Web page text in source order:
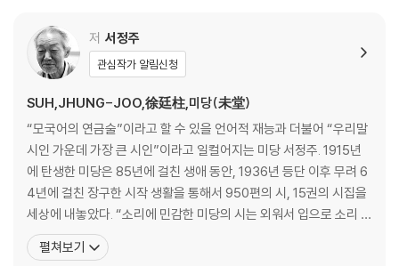
저 서정주
관심작가 알림신청
SUH,JHUNG-JOO,徐廷柱,미당(未堂)
“모국어의 연금술”이라고 할 수 있을 언어적 재능과 더불어 “우리말
시인 가운데 가장 큰 시인”이라고 일컬어지는 미당 서정주. 1915년
에 탄생한 미당은 85년에 걸친 생애 동안, 1936년 등단 이후 무려 6
4년에 걸친 장구한 시작 생활을 통해서 950편의 시, 15권의 시집을
세상에 내놓았다. “소리에 민감한 미당의 시는 외워서 입으로 소리 내
어 읊어야 비로소 그 깊은 맛과 청각적 이미지의 동적 아름다움을 전
신의 갈피갈피에서 음미할 수 있으며, 미당의 시는 그런 노력을 바칠
펼쳐보기